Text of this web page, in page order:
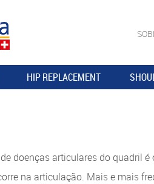
HIP REPLACEMENT
doenças articulares do quadril
na articulação. Mais e mais